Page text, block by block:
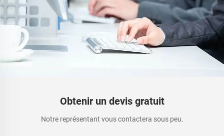
Obtenir un devis gratuit
Notre représentant vous contactera sous peu.